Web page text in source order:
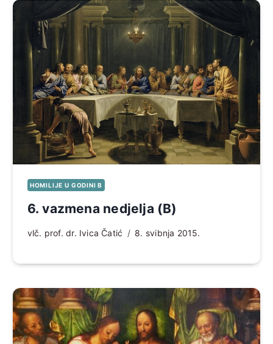
HOMILIJE U GODINI B
6. vazmena nedjelja (B)
vlč. prof. dr. Ivica Čatić 8. svibnja 2015.